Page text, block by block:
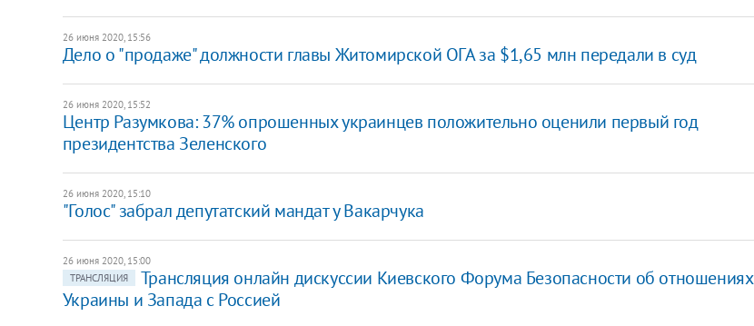
26 июня 2020, 15:56
​Дело о "продаже" должности главы Житомирской ОГА за $1,65 млн передали в суд
26 июня 2020, 15:52
Центр Разумкова: 37% опрошенных украинцев положительно оценили первый год
президентства Зеленского
26 июня 2020, 15:10
"Голос" забрал депутатский мандат у Вакарчука
26 июня 2020, 15:00
ТРАНСЛЯЦИЯ
Трансляция онлайн дискуссии Киевского Форума Безопасности об отношениях
Украины и Запада с Россией